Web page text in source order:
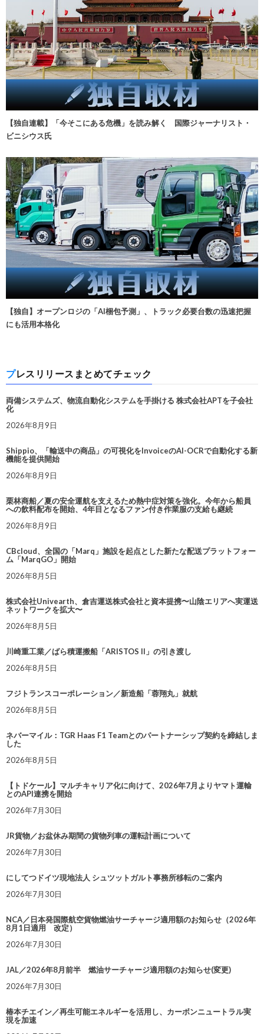
【独自連載】「今そこにある危機」を読み解く 国際ジャーナリスト・
ビニシウス氏
【独自】オープンロジの「AI梱包予測」、トラック必要台数の迅速把握
にも活用本格化
プレスリリースまとめてチェック
両備システムズ、物流自動化システムを手掛ける 株式会社APTを子会社
化
2026年8月9日
Shippio、「輸送中の商品」の可視化をInvoiceのAI-OCRで自動化する新
機能を提供開始
2026年8月9日
栗林商船／夏の安全運航を支えるため熱中症対策を強化。今年から船員
への飲料配布を開始、4年目となるファン付き作業服の支給も継続
2026年8月9日
CBcloud、全国の「Marq」施設を起点とした新たな配送プラットフォー
ム「MarqGO」開始
2026年8月5日
株式会社Univearth、倉吉運送株式会社と資本提携〜山陰エリアへ実運送
ネットワークを拡大〜
2026年8月5日
川崎重工業／ばら積運搬船「ARISTOS II」の引き渡し
2026年8月5日
フジトランスコーポレーション／新造船「蓉翔丸」就航
2026年8月5日
ネバーマイル：TGR Haas F1 Teamとのパートナーシップ契約を締結しま
した
2026年8月5日
【トドケール】マルチキャリア化に向けて、2026年7月よりヤマト運輸
とのAPI連携を開始
2026年7月30日
JR貨物／お盆休み期間の貨物列車の運転計画について
2026年7月30日
にしてつドイツ現地法人 シュツットガルト事務所移転のご案内
2026年7月30日
NCA／日本発国際航空貨物燃油サーチャージ適用額のお知らせ（2026年
8月1日適用 改定）
2026年7月30日
JAL／2026年8月前半 燃油サーチャージ適用額のお知らせ(変更)
2026年7月30日
椿本チエイン／再生可能エネルギーを活用し、カーボンニュートラル実
現を加速